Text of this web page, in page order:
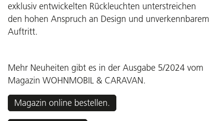
exklusiv entwickelten Rückleuchten unterstreichen
den hohen Anspruch an Design und unverkennbarem
Auftritt.
Mehr Neuheiten gibt es in der Ausgabe 5/2024 vom
Magazin WOHNMOBIL & CARAVAN.
Magazin online bestellen.